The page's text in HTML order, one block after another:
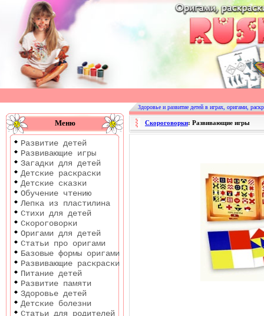
Оригами
|
Раскраски
Развитие
детей
Меню
Развитие детей
Развивающие игры
Загадки для детей
Детские раскраски
Детские сказки
Обучение чтению
Лепка из пластилина
Стихи для детей
Скороговорки
Оригами для детей
Статьи про оригами
Базовые формы оригами
Развивающие раскраски
Питание детей
Развитие памяти
Здоровье детей
Детские болезни
Статьи для родителей
Здоровье и развитие детей в играх, оригами,
Скороговорки: Развивающие игры